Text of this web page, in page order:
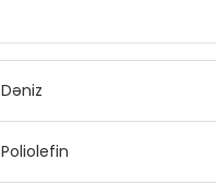
Dəniz
Poliolefin